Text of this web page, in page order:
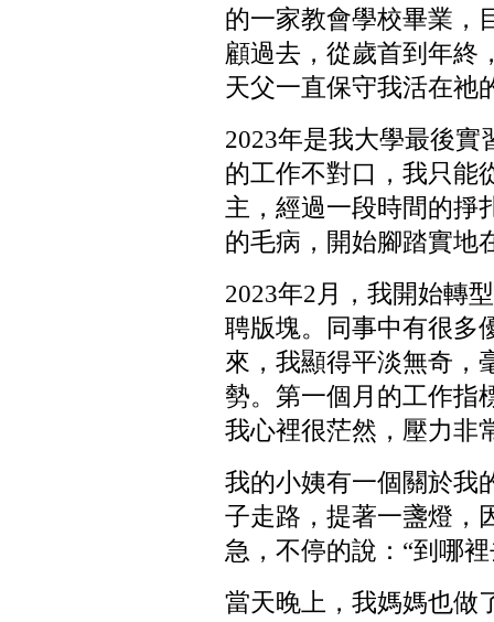
的一家教會學校畢業，
顧過去，從歲首到年終
天父一直保守我活在祂
2023年是我大學最後
的工作不對口，我只能
主，經過一段時間的掙
的毛病，開始腳踏實地
2023年2月，我開始轉
聘版塊。同事中有很多
來，我顯得平淡無奇，
勢。第一個月的工作指
我心裡很茫然，壓力非
我的小姨有一個關於我
子走路，提著一盞燈，
急，不停的說：“到哪
當天晚上，我媽媽也做